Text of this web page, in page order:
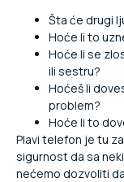
Šta će drugi
Hoće li to
Hoće li se
ili sestru?
Hoćeš li
problem?
Hoće li to
Plavi telefon je tu
sigurnost da sa
nećemo dozvoliti